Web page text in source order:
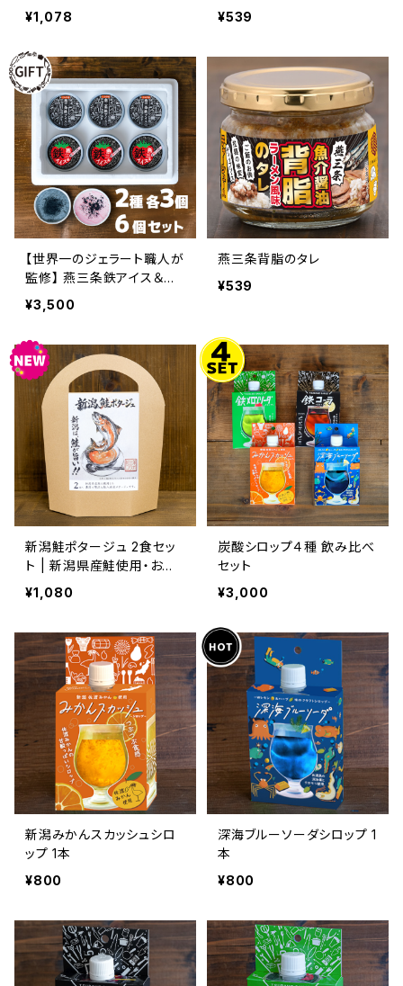
¥1,078
かけるだけで本格ご当地の
¥539
【世界一のジェラート職人が
監修】 燕三条鉄アイス＆鉄
苺ミルク味（越後姫使用）セ
ット｜新潟土産・ギフトに
¥3,500
燕三条背脂のタレ
¥539
新潟鮭ポタージュ 2食セッ
ト | 新潟県産鮭使用・お湯
を注ぐだけで贅沢濃厚スー
¥1,080
炭酸シロップ４種 飲み比べ
セット
¥3,000
新潟みかんスカッシュシロ
ップ 1本
¥800
深海ブルーソーダシロップ 1
本
¥800